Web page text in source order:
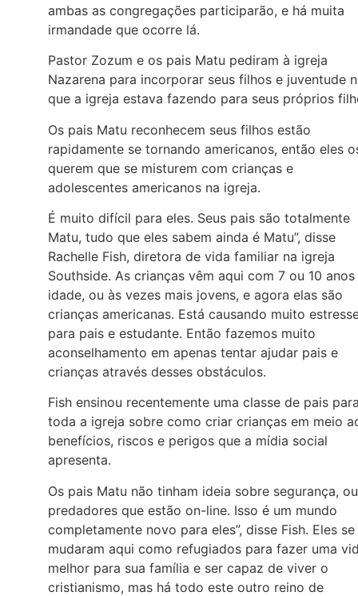
ambas as congregações participarão, e há muita
irmandade que ocorre lá.
Pastor Zozum e os pais Matu pediram à igreja
Nazarena para incorporar seus filhos e juventude
que a igreja estava fazendo para seus próprios
Os pais Matu reconhecem seus filhos estão
rapidamente se tornando americanos, então eles
querem que se misturem com crianças e
adolescentes americanos na igreja.
É muito difícil para eles. Seus pais são totalmente
Matu, tudo que eles sabem ainda é Matu”, disse
Rachelle Fish, diretora de vida familiar na igreja
Southside. As crianças vêm aqui com 7 ou 10
idade, ou às vezes mais jovens, e agora elas são
crianças americanas. Está causando muito
para pais e estudante. Então fazemos muito
aconselhamento em apenas tentar ajudar pais e
crianças através desses obstáculos.
Fish ensinou recentemente uma classe de pais
toda a igreja sobre como criar crianças em meio
benefícios, riscos e perigos que a mídia social
apresenta.
Os pais Matu não tinham ideia sobre segurança, ou
predadores que estão on-line. Isso é um mundo
completamente novo para eles”, disse Fish. Eles se
mudaram aqui como refugiados para fazer uma
melhor para sua família e ser capaz de viver o
cristianismo, mas há todo este outro reino de